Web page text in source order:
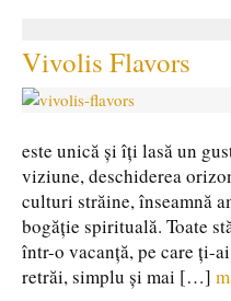
Vivolis Flavors
este unică și îți lasă un
viziune, deschiderea
culturi străine, înseamnă
bogăție spirituală. Toate
într-o vacanță, pe care ți-
retrăi, simplu și mai […]